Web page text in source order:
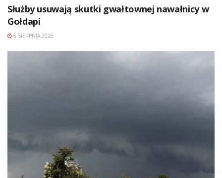
Służby usuwają skutki gwałtownej nawałnicy w
Gołdapi
6 SIERPNIA 2026